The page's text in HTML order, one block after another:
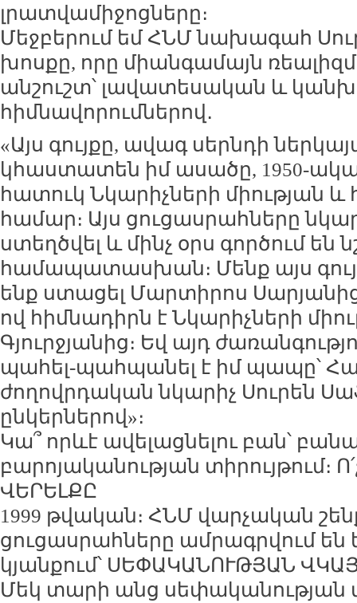
լրատվամիջոցները։
Մեջբերում եմ ՀՆՄ նախագահ
խոսքը, որը միանգամայն
անշուշտ՝ լավատեսական և
հիմնավորումներով․
«Այս գույքը, ավագ սերնդի
կհաստատեն իմ ասածը, 1950-
հատուկ Նկարիչների միության և
համար։ Այս ցուցասրահները
ստեղծվել և մինչ օրս գործում են
համապատասխան։ Մենք այս
ենք ստացել Մարտիրոս
ով հիմնադիրն է Նկարիչների
Գյուրջյանից։ Եվ այդ
պահել-պահպանել է իմ պապը՝
ժողովրդական նկարիչ Սուրեն
ընկերներով»։
Կա՞ որևէ ավելացնելու բան՝
բարոյականության տիրույթում։
ՎԵՐԵԼՔԸ
1999 թվական։ ՀՆՄ վարչական
ցուցասրահները ամրագրվում են
կյանքում՝ ՍԵՓԱԿԱՆՈՒԹՅԱՆ
Մեկ տարի անց սեփականության